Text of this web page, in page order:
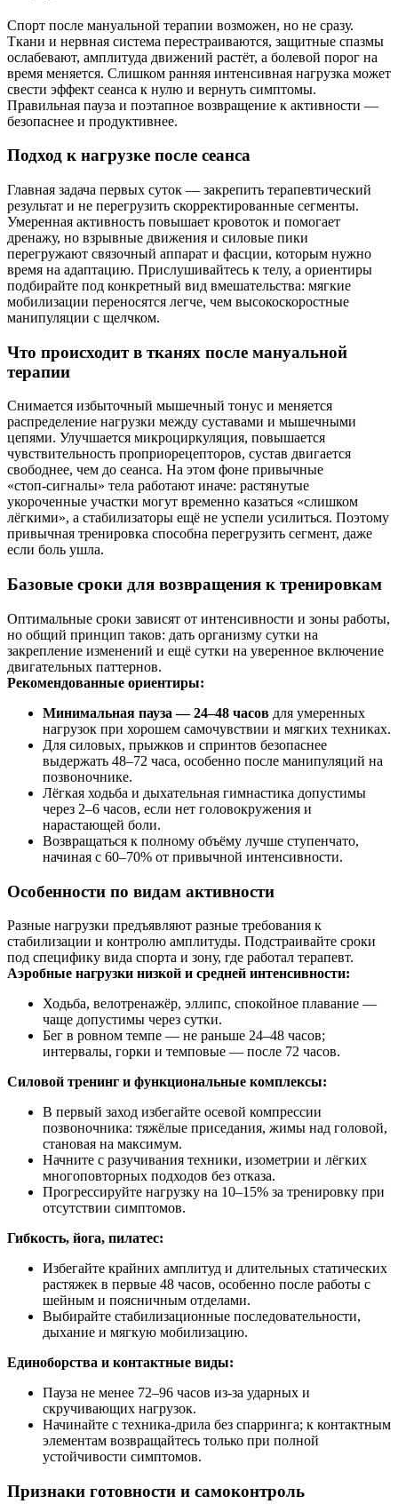
Спорт после мануальной терапии возможен, но не сразу.
Ткани и нервная система перестраиваются, защитные спазмы
ослабевают, амплитуда движений растёт, а болевой порог на
время меняется. Слишком ранняя интенсивная нагрузка может
свести эффект сеанса к нулю и вернуть симптомы.
Правильная пауза и поэтапное возвращение к активности —
безопаснее и продуктивнее.
Подход к нагрузке после сеанса
Главная задача первых суток — закрепить терапевтический
результат и не перегрузить скорректированные сегменты.
Умеренная активность повышает кровоток и помогает
дренажу, но взрывные движения и силовые пики
перегружают связочный аппарат и фасции, которым нужно
время на адаптацию. Прислушивайтесь к телу, а ориентиры
подбирайте под конкретный вид вмешательства: мягкие
мобилизации переносятся легче, чем высокоскоростные
манипуляции с щелчком.
Что происходит в тканях после мануальной
терапии
Снимается избыточный мышечный тонус и меняется
распределение нагрузки между суставами и мышечными
цепями. Улучшается микроциркуляция, повышается
чувствительность проприорецепторов, сустав двигается
свободнее, чем до сеанса. На этом фоне привычные
«стоп‑сигналы» тела работают иначе: растянутые
укороченные участки могут временно казаться «слишком
лёгкими», а стабилизаторы ещё не успели усилиться. Поэтому
привычная тренировка способна перегрузить сегмент, даже
если боль ушла.
Базовые сроки для возвращения к тренировкам
Оптимальные сроки зависят от интенсивности и зоны работы,
но общий принцип таков: дать организму сутки на
закрепление изменений и ещё сутки на уверенное включение
двигательных паттернов.
Рекомендованные ориентиры:
Минимальная пауза — 24–48 часов для умеренных
нагрузок при хорошем самочувствии и мягких техниках.
Для силовых, прыжков и спринтов безопаснее
выдержать 48–72 часа, особенно после манипуляций на
позвоночнике.
Лёгкая ходьба и дыхательная гимнастика допустимы
через 2–6 часов, если нет головокружения и
нарастающей боли.
Возвращаться к полному объёму лучше ступенчато,
начиная с 60–70% от привычной интенсивности.
Особенности по видам активности
Разные нагрузки предъявляют разные требования к
стабилизации и контролю амплитуды. Подстраивайте сроки
под специфику вида спорта и зону, где работал терапевт.
Аэробные нагрузки низкой и средней интенсивности:
Ходьба, велотренажёр, эллипс, спокойное плавание —
чаще допустимы через сутки.
Бег в ровном темпе — не раньше 24–48 часов;
интервалы, горки и темповые — после 72 часов.
Силовой тренинг и функциональные комплексы:
В первый заход избегайте осевой компрессии
позвоночника: тяжёлые приседания, жимы над головой,
становая на максимум.
Начните с разучивания техники, изометрии и лёгких
многоповторных подходов без отказа.
Прогрессируйте нагрузку на 10–15% за тренировку при
отсутствии симптомов.
Гибкость, йога, пилатес:
Избегайте крайних амплитуд и длительных статических
растяжек в первые 48 часов, особенно после работы с
шейным и поясничным отделами.
Выбирайте стабилизационные последовательности,
дыхание и мягкую мобилизацию.
Единоборства и контактные виды:
Пауза не менее 72–96 часов из‑за ударных и
скручивающих нагрузок.
Начинайте с техника‑дрила без спарринга; к контактным
элементам возвращайтесь только при полной
устойчивости симптомов.
Признаки готовности и самоконтроль